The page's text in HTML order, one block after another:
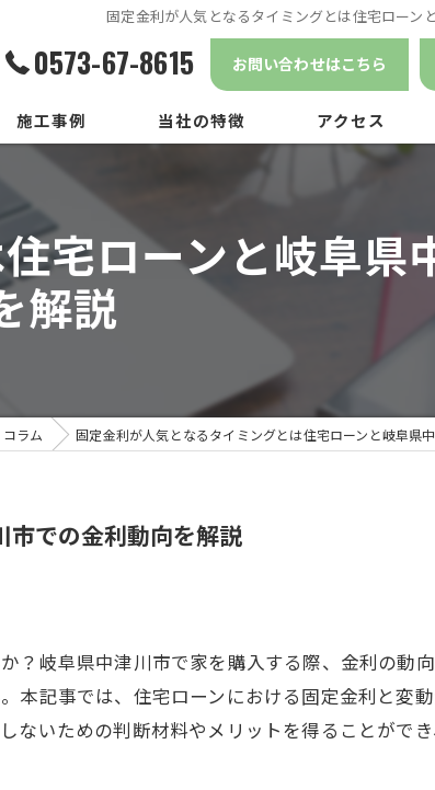
固定金利が人気となるタイミングとは住宅ローン
0573-67-8615 お問い合わせはこちら
施工事例 当社の特徴
デザイン
アクセス
宅ローンと岐阜県
解説
コラム 固定金利が人気となるタイミングとは住宅ローンと岐阜県
市での金利動向を解説
？岐阜県中津川市で家を購入する際、金利の動
本記事では、住宅ローンにおける固定金利と変
ないための判断材料やメリットを得ることがで